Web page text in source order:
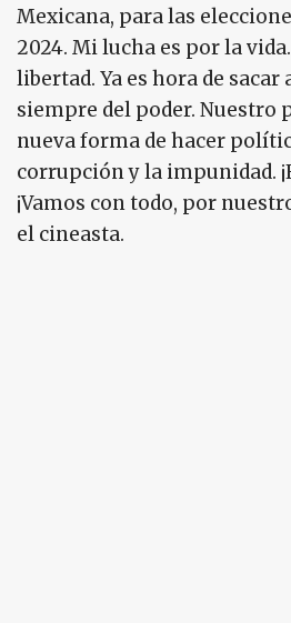
Mexicana, para las
2024. Mi lucha es por la
libertad. Ya es hora de sacar
siempre del poder. Nuestro
nueva forma de hacer
corrupción y la impunidad.
¡Vamos con todo, por
el cineasta.